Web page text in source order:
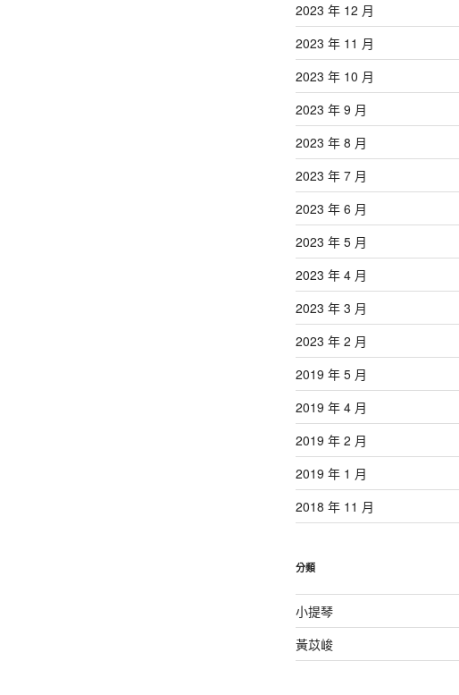
2023 年 12 月
2023 年 11 月
2023 年 10 月
2023 年 9 月
2023 年 8 月
2023 年 7 月
2023 年 6 月
2023 年 5 月
2023 年 4 月
2023 年 3 月
2023 年 2 月
2019 年 5 月
2019 年 4 月
2019 年 2 月
2019 年 1 月
2018 年 11 月
分類
小提琴
黃苡峻